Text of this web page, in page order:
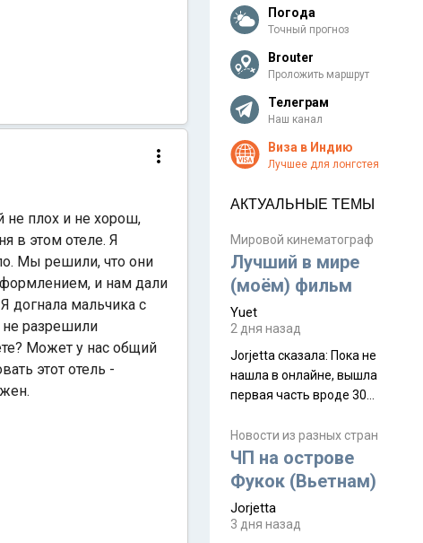
не плох и не хорош,
в этом отеле. Я
Мы решили, что они
и нам дали
догнала мальчика с
не разрешили
Может у нас общий
этот отель -
Погода
Точный прогноз
Brouter
Проложить маршрут
Телеграм
Наш канал
Виза в Индию
Лучшее для лонгстея
АКТУАЛЬНЫЕ ТЕМЫ
Мировой кинематограф
Лучший в мире
(моём) фильм
Yuet
2 дня назад
Jorjetta сказалa: Пока не
нашла в онлайне, вышла
первая часть вроде 30
Дивали 8 ноября.
Новости из разных стран
ЧП на острове
Фукок (Вьетнам)
Jorjetta
3 дня назад